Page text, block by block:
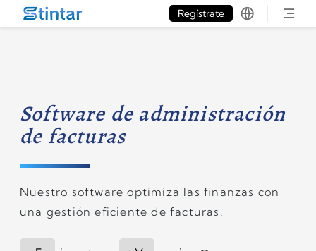
put google tag in file
Regístrate
Software de administración
de facturas
Nuestro software optimiza las finanzas con
una gestión eficiente de facturas.